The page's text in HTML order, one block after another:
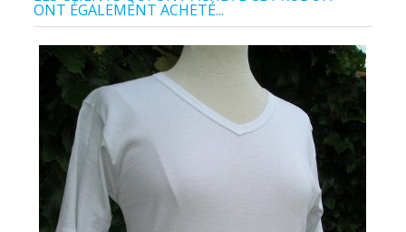
ONT ÉGALEMENT ACHETÉ...